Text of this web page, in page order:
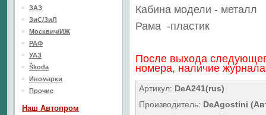
Кабина модели - металл
Рама -пластик
После выхода
номера, наличие журнала
Артикул: DeA241(rus)
Производитель: DeAgostini
ЗАЗ
ЗиС/ЗиЛ
Москвич/ИЖ
РАФ
УАЗ
Škoda
Иномарки
Прочие
Наш Aвтопром